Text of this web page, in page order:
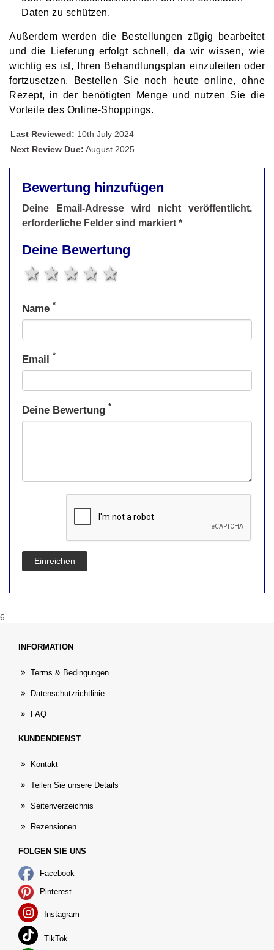
Daten zu schützen.
Außerdem werden die Bestellungen zügig bearbeitet
und die Lieferung erfolgt schnell, da wir wissen, wie
wichtig es ist, Ihren Behandlungsplan einzuleiten oder
fortzusetzen. Bestellen Sie noch heute online, ohne
Rezept, in der benötigten Menge und nutzen Sie die
Vorteile des Online-Shoppings.
Last Reviewed: 10th July 2024
Next Review Due: August 2025
Bewertung hinzufügen
Deine Email-Adresse wird nicht veröffentlicht.
erforderliche Felder sind markiert *
Deine Bewertung
4 stars
3 stars
2 stars
1 star
Name *
Email *
Deine Bewertung *
Einreichen
6
INFORMATION
Terms & Bedingungen
Datenschutzrichtlinie
FAQ
KUNDENDIENST
Kontakt
Teilen Sie unsere Details
Seitenverzeichnis
Rezensionen
FOLGEN SIE UNS
Facebook
Pinterest
Instagram
TikTok